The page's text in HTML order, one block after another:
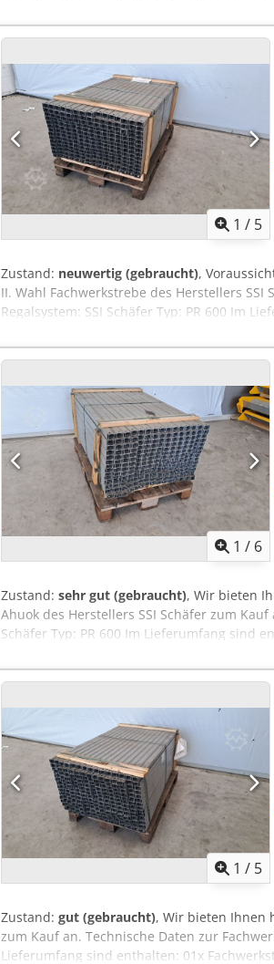
1 / 5
Zustand: neuwertig (gebraucht),
II. Wahl Fachwerkstrebe des Herstellers
Regalsystem: SSI Schäfer Typ: PR 600 Im
Materialfarbe: sendzimir verzinkt
Profilabmessung: C 40 x 30 x 8 mm
ca. 1,25 mm Gewicht|Stck.: ca. 1,35 kg
Abholung angeboten. Ein darüber hinaus
mit zusätzlichen Kosten verbunden,
abgefragt werden können.
1 / 6
Zustand: sehr gut (gebraucht), Wir bieten
Ahuok des Herstellers SSI Schäfer zum
Schäfer Typ: PR 600 Im Lieferumfang sind
sendzimir verzinkt Gesamtlänge: ca.
30 x 8 mm Durchmesser Loch: ca. 11 mm
Artikel: Dieser Artikel wird nur zur
eine Versendung dieses Artikels ist mit
Lieferort bzw. Lieferumfang bei uns
1 / 5
Zustand: gut (gebraucht), Wir bieten Ihnen
zum Kauf an. Technische Daten zur
Lieferumfang sind enthalten: 01x